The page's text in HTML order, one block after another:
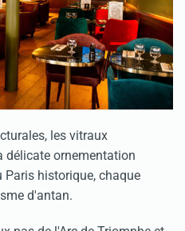
les vitraux
délicate ornementation
historique, chaque
d'antan.